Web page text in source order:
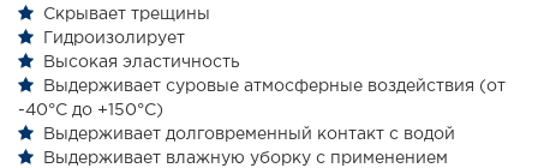
Скрывает трещины
Гидроизолирует
Высокая эластичность
Выдерживает суровые атмосферные воздействия (от
-40°С до +150°С)
Выдерживает долговременный контакт с водой
Выдерживает влажную уборку с применением